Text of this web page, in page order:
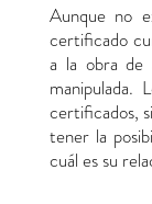
Aunque no
certificado
a la obra de
manipulada.
certificados,
tener la
cuál es su